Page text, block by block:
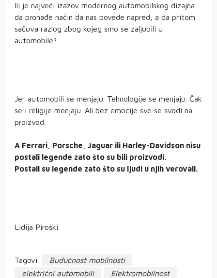
Ili je najveći izazov modernog automobilskog dizajna
da pronađe način da nas povede napred, a da pritom
sačuva razlog zbog kojeg smo se zaljubili u
automobile?
Jer automobili se menjaju. Tehnologije se menjaju. Čak
se i religije menjaju. Ali bez emocije sve se svodi na
proizvod.
A Ferrari, Porsche, Jaguar ili Harley-Davidson nisu
postali legende zato što su bili proizvodi.
Postali su legende zato što su ljudi u njih verovali.
Lidija Piroški
Tagovi
Budućnost mobilnosti
električni automobili
Elektromobilnost